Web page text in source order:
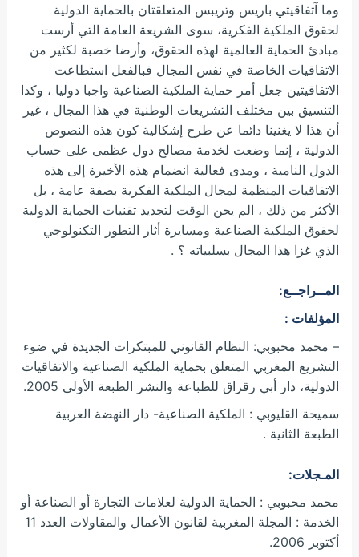
وما آتفاقيتي باريس وتريبس المتعلقتان بالحماية الدولية
لحقوق الملكية الفكرية، سوى الشريعة العامة التي أرست
مبادئ الحماية العالمية لهذه الحقوق، وأرضا خصبة لكثير من
الاتفاقيات الخاصة في نفس المجال فبالفعل استطاعت
الاتفاقيتين جعل أمر حماية الملكية الصناعية واجبا دوليا ، وكدا
التنسيق بين مختلف التشريعات الوطنية في هذا المجال ، غير
أن هذا لا يغنينا دائما عن طرح إشكالية كون هذه النصوص
الدولية ، إنما وضعت لخدمة مصالح دول عظمى على حساب
الدول النامية ، ومدى فعالية انضمام هذه الأخيرة إلى هذه
الاتفاقيات المنظمة لمجال الملكية الفكرية بصفة عامة ، بل
الأكثر من ذلك ، الم يحن الوقت لتجديد تقنيات الحماية الدولية
لحقوق الملكية الصناعية ومسايرة أثار التطور التكنولوجي
الذي غزا هذا المجال بسلبياته ؟ .
المــراجــع:
المؤلفات :
– محمد محبوبي: النظام القانوني للمبتكرات الجديدة في ضوء
التشريع المغربي المتعلق بحماية الملكية الصناعية والاتفاقيات
الدولية، دار أبي رقراق للطباعة والنشر الطبعة الأولى 2005.
سميحة القليوبي : الملكية الصناعية- دار النهضة العربية
الطبعة الثانية .
المـجلات:
محمد محبوبي : الحماية الدولية لعلامات التجارة أو الصناعة أو
الخدمة : المجلة المغربية لقانون الأعمال والمقاولات العدد 11
أكتوبر 2006.